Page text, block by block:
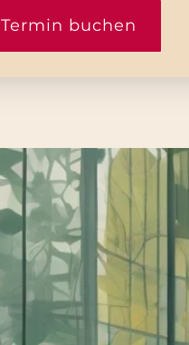
Termin buchen